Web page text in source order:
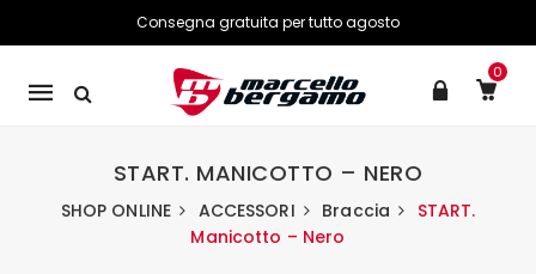
Consegna gratuita per tutto agosto
Mobile
0
START. MANICOTTO – NERO
SHOP ONLINE ACCESSORI Braccia
START.
Manicotto – Nero